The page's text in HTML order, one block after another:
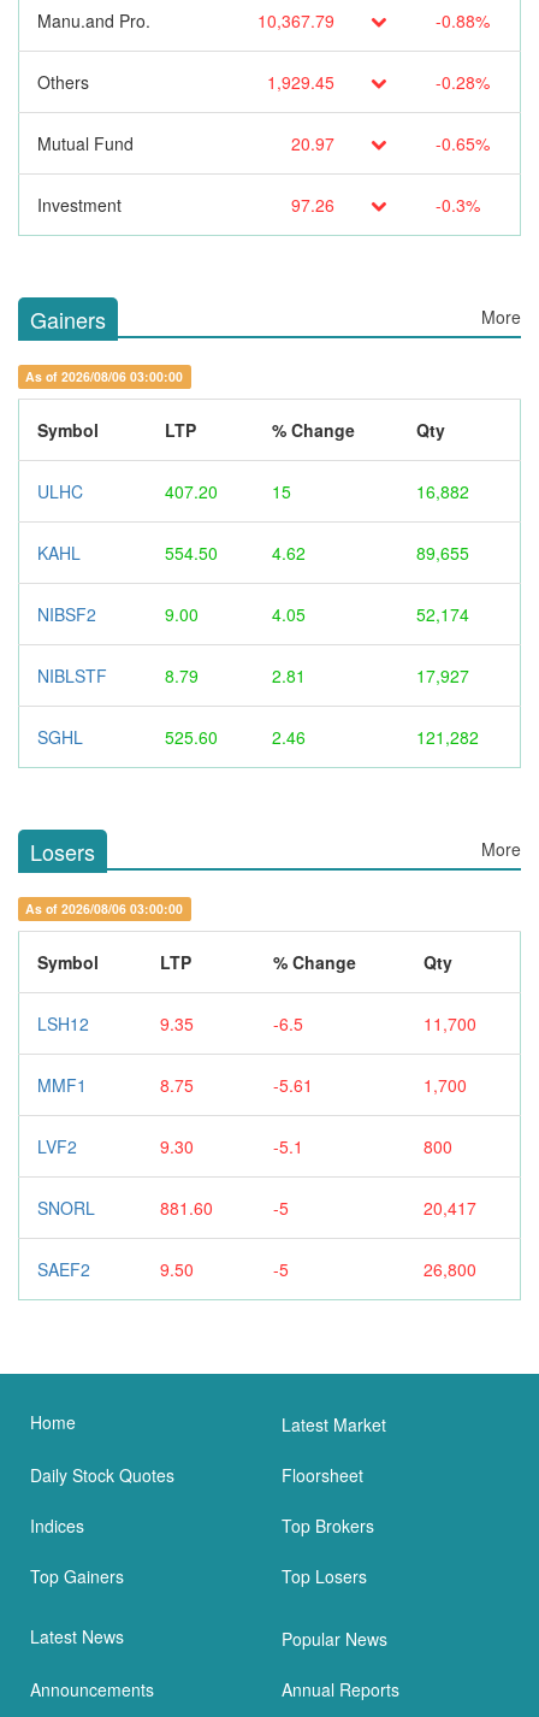
Manu.and Pro. 10,367.79 -0.88%
Others 1,929.45 -0.28%
Mutual Fund 20.97 -0.65%
Investment 97.26 -0.3%
Gainers More
As of 2026/08/06 03:00:00
Symbol LTP % Change Qty
ULHC 407.20 15 16,882
KAHL 554.50 4.62 89,655
NIBSF2 9.00 4.05 52,174
NIBLSTF 8.79 2.81 17,927
SGHL 525.60 2.46 121,282
Losers More
As of 2026/08/06 03:00:00
Symbol LTP % Change Qty
LSH12 9.35 -6.5 11,700
MMF1 8.75 -5.61 1,700
LVF2 9.30 -5.1 800
SNORL 881.60 -5 20,417
SAEF2 9.50 -5 26,800
Home Latest Market
Daily Stock Quotes Floorsheet
Indices Top Brokers
Top Gainers Top Losers
Latest News Popular News
Announcements Annual Reports